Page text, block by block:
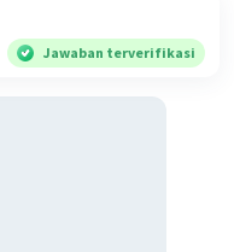
Jawaban terverifikasi